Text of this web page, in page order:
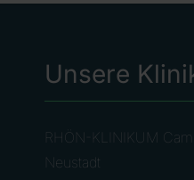
Unsere
RHÖN-KLINIKUM
Neustadt